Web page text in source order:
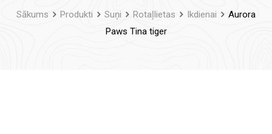
Sākums Produkti Suņi Rotaļlietas Ikdienai
Aurora
Paws Tina tiger